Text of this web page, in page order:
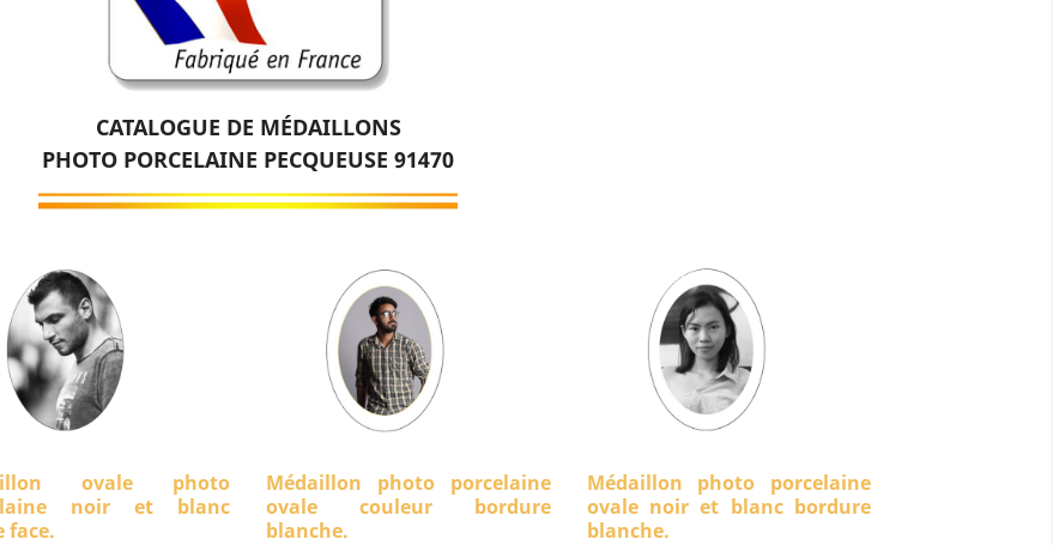
CATALOGUE DE MÉDAILLONS
PHOTO PORCELAINE PECQUEUSE 91470
ovale photo
noir et blanc
face.
Médaillon photo porcelaine
ovale couleur bordure
blanche.
Médaillon photo porcelaine
ovale noir et blanc bordure
blanche.